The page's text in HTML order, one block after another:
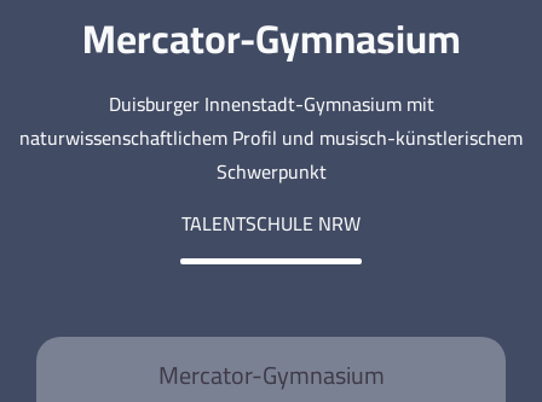
Mercator-Gymnasium
Duisburger Innenstadt-Gymnasium mit
naturwissenschaftlichem Profil und musisch-künstlerischem
Schwerpunkt
TALENTSCHULE NRW
Mercator-Gymnasium